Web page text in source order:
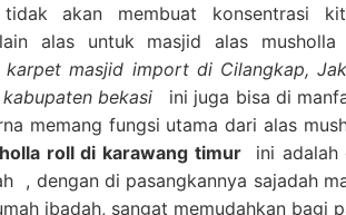
akan membuat konsentrasi
alas untuk masjid alas
karpet masjid import di Cilangkap,
bekasi ini juga bisa di
memang fungsi utama dari alas
roll di karawang timurini adalah
, dengan di pasangkannya sajadah
ibadah, sangat memudahkan bagi